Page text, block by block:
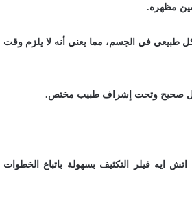
طبيعي في الجسم، مما يعني أنه لا يلزم وقت
يُمكن استخدام فيليرينا 12 اتش ايه فيلر التكثيف بسهولة باتباع الخطوات